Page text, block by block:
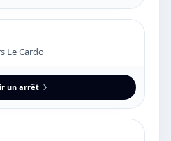
Le Cardo
un arrêt